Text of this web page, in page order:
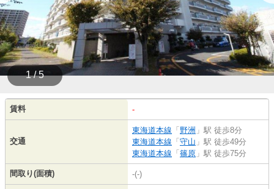
1 / 5
賃料 -
交通
東海道本線 「 野洲 」駅 徒歩8分
東海道本線 「 守山 」駅 徒歩49分
東海道本線 「 篠原 」駅 徒歩75分
間取り(面積) -(-)